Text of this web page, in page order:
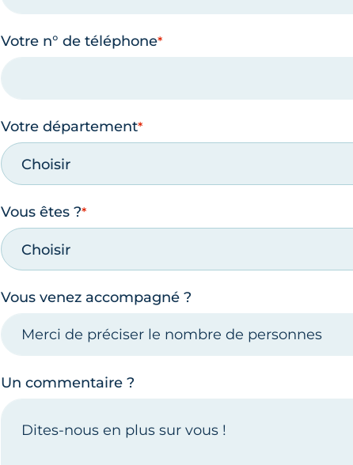
Votre n° de téléphone
Votre département
Choisir
Vous êtes ?
Choisir
Vous venez accompagné ?
Un commentaire ?